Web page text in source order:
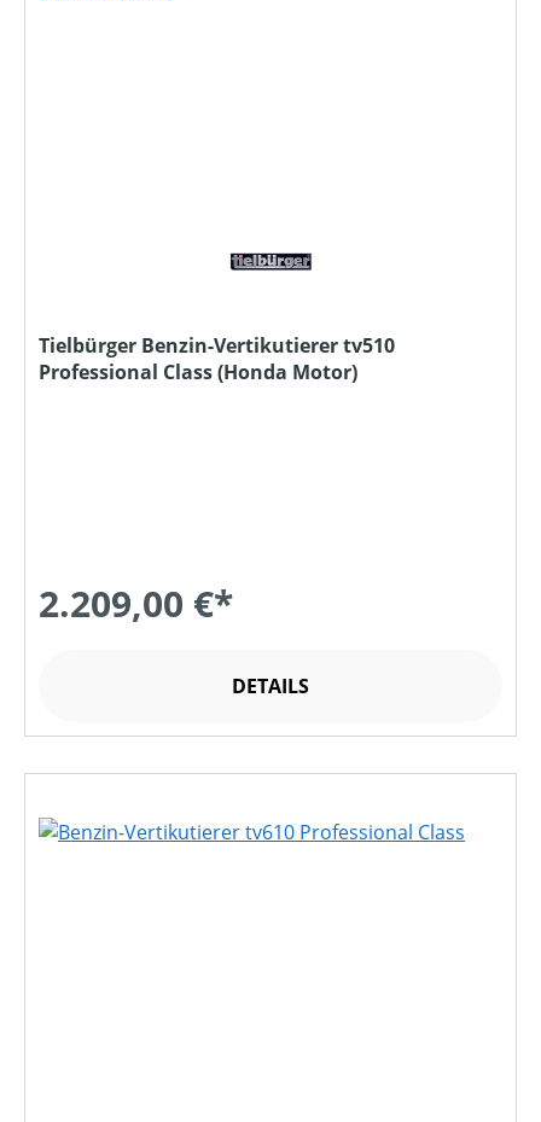
Tielbürger Benzin-Vertikutierer tv510
Professional Class (Honda Motor)
2.209,00 €*
DETAILS